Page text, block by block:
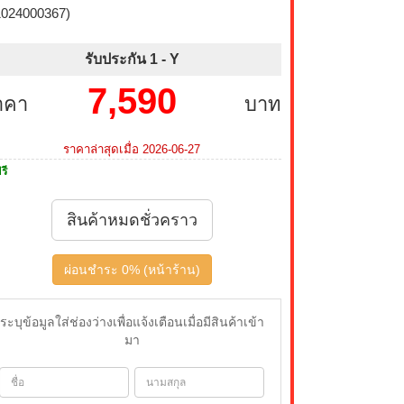
รับประกัน 1 - Y
คา บาท
7,590
ราคาล่าสุดเมื่อ 2026-06-27
สินค้าหมดชั่วคราว
ผ่อนชำระ 0% (หน้าร้าน)
ระบุข้อมูลใส่ช่องว่างเพื่อแจ้งเตือนเมื่อมีสินค้าเข้า
มา